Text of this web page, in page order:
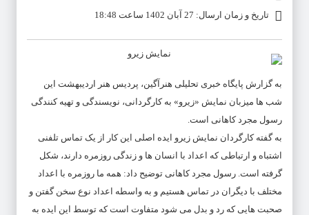
تاریخ و زمان ارسال: 27 آبان 1402 ساعت 18:48
به گزارش پایگاه خبری تحلیلی هنرآگین، پردیس هنر اردیبهشت این
شب ها میزبان نمایش «زیرو» به کارگردانی، نویسندگی و تهیه کنندگی
رسول مجرد کاهانی است.
به گفته کارگردان نمایش زیرو ایده اصلی این کار از یک تماس تلفنی
اشتباه و ارتباطی که اعداد با انسان ها و زندگی روزمره دارند، شکل
گرفته است. رسول مجرد کاهانی توضیح داد: همه ما روزمره با اعداد
مختلف با دیگران در تماس هستیم و به واسطه اعداد نوع سخن گفتن و
صحبت هایی که رد و بدل می شود متفاوت است که توسط این ایده به